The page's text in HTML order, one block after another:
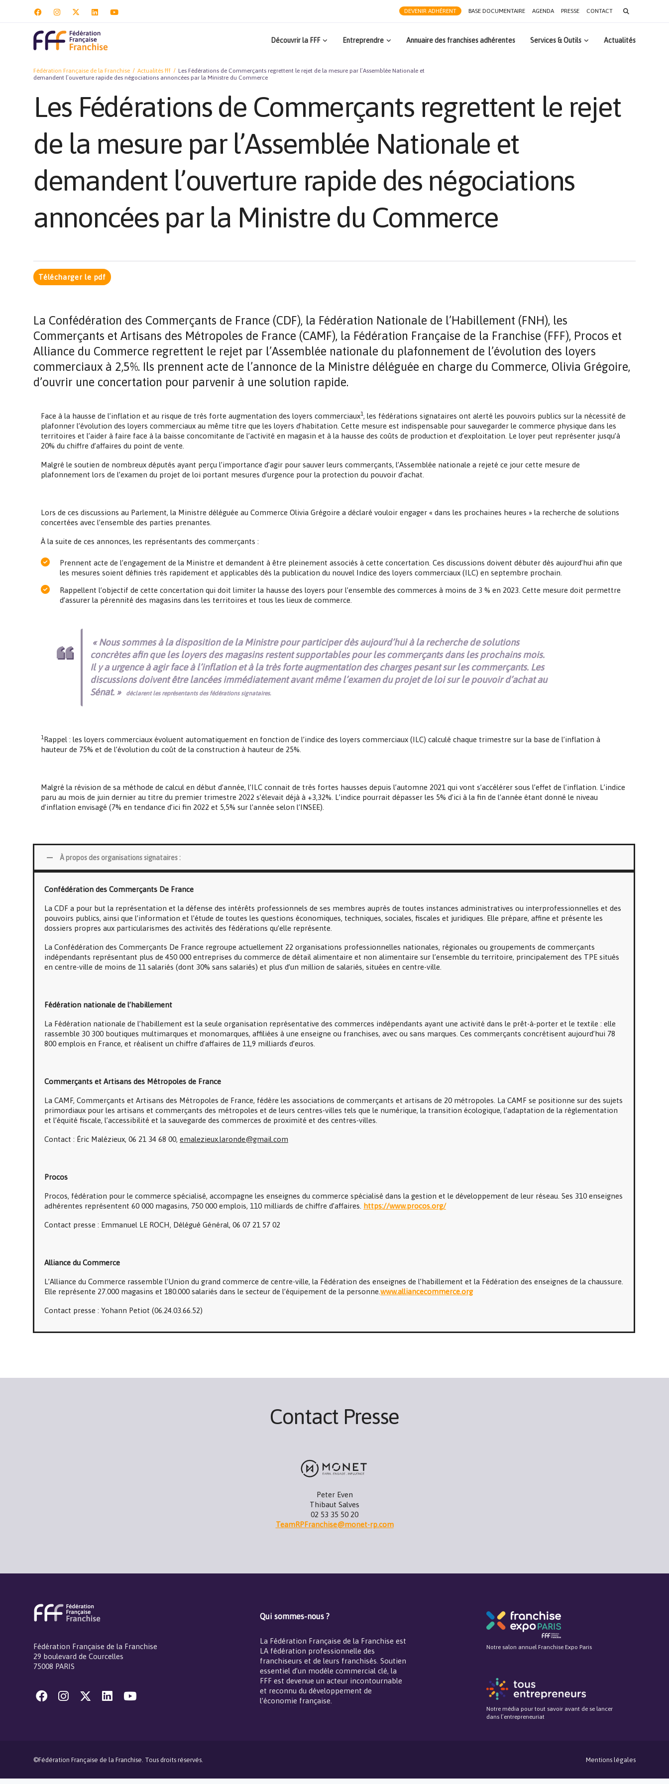
DEVENIR ADHÉRENT BASE DOCUMENTAIRE AGENDA PRESSE CONTACT
Search
for:
Découvrir la FFF Entreprendre Annuaire des franchises adhérentes Services & Outils Actualités
Fédération Française de la Franchise Actualités fff
Les Fédérations de Commerçants regrettent le rejet de la mesure par l’Assemblée Nationale et
demandent l’ouverture rapide des négociations annoncées par la Ministre du Commerce
Les Fédérations de Commerçants regrettent le rejet
de la mesure par l’Assemblée Nationale et
demandent l’ouverture rapide des négociations
annoncées par la Ministre du Commerce
Télécharger le pdf
La Confédération des Commerçants de France (CDF), la Fédération Nationale de l’Habillement (FNH), les
Commerçants et Artisans des Métropoles de France (CAMF), la Fédération Française de la Franchise (FFF), Procos et
Alliance du Commerce regrettent le rejet par l’Assemblée nationale du plafonnement de l’évolution des loyers
commerciaux à 2,5%. Ils prennent acte de l’annonce de la Ministre déléguée en charge du Commerce, Olivia Grégoire,
d’ouvrir une concertation pour parvenir à une solution rapide.
Face à la hausse de l’inflation et au risque de très forte augmentation des loyers commerciaux1 , les fédérations signataires ont alerté les pouvoirs publics sur la nécessité de
plafonner l’évolution des loyers commerciaux au même titre que les loyers d’habitation. Cette mesure est indispensable pour sauvegarder le commerce physique dans les
territoires et l’aider à faire face à la baisse concomitante de l’activité en magasin et à la hausse des coûts de production et d’exploitation. Le loyer peut représenter jusqu’à
20% du chiffre d’affaires du point de vente.
Malgré le soutien de nombreux députés ayant perçu l’importance d’agir pour sauver leurs commerçants, l’Assemblée nationale a rejeté ce jour cette mesure de
plafonnement lors de l’examen du projet de loi portant mesures d’urgence pour la protection du pouvoir d’achat.
Lors de ces discussions au Parlement, la Ministre déléguée au Commerce Olivia Grégoire a déclaré vouloir engager « dans les prochaines heures » la recherche de solutions
concertées avec l’ensemble des parties prenantes.
À la suite de ces annonces, les représentants des commerçants :
Prennent acte de l’engagement de la Ministre et demandent à être pleinement associés à cette concertation. Ces discussions doivent débuter dès aujourd’hui afin que
les mesures soient définies très rapidement et applicables dès la publication du nouvel Indice des loyers commerciaux (ILC) en septembre prochain.
Rappellent l’objectif de cette concertation qui doit limiter la hausse des loyers pour l’ensemble des commerces à moins de 3 % en 2023. Cette mesure doit permettre
d’assurer la pérennité des magasins dans les territoires et tous les lieux de commerce.
« Nous sommes à la disposition de la Ministre pour participer dès aujourd’hui à la recherche de solutions
concrètes afin que les loyers des magasins restent supportables pour les commerçants dans les prochains mois.
Il y a urgence à agir face à l’inflation et à la très forte augmentation des charges pesant sur les commerçants. Les
discussions doivent être lancées immédiatement avant même l’examen du projet de loi sur le pouvoir d’achat au
Sénat. »
déclarent les représentants des fédérations signataires.
1 Rappel : les loyers commerciaux évoluent automatiquement en fonction de l’indice des loyers commerciaux (ILC) calculé chaque trimestre sur la base de l’inflation à
hauteur de 75% et de l’évolution du coût de la construction à hauteur de 25%.
Malgré la révision de sa méthode de calcul en début d’année, l’ILC connait de très fortes hausses depuis l’automne 2021 qui vont s’accélérer sous l’effet de l’inflation. L’indice
paru au mois de juin dernier au titre du premier trimestre 2022 s’élevait déjà à +3,32%. L’indice pourrait dépasser les 5% d’ici à la fin de l’année étant donné le niveau
d’inflation envisagé (7% en tendance d’ici fin 2022 et 5,5% sur l’année selon l’INSEE).
À propos des organisations signataires :
Confédération des Commerçants De France
La CDF a pour but la représentation et la défense des intérêts professionnels de ses membres auprès de toutes instances administratives ou interprofessionnelles et des
pouvoirs publics, ainsi que l’information et l’étude de toutes les questions économiques, techniques, sociales, fiscales et juridiques. Elle prépare, affine et présente les
dossiers propres aux particularismes des activités des fédérations qu’elle représente.
La Confédération des Commerçants De France regroupe actuellement 22 organisations professionnelles nationales, régionales ou groupements de commerçants
indépendants représentant plus de 450 000 entreprises du commerce de détail alimentaire et non alimentaire sur l’ensemble du territoire, principalement des TPE situés
en centre-ville de moins de 11 salariés (dont 30% sans salariés) et plus d’un million de salariés, situées en centre-ville.
Fédération nationale de l’habillement
La Fédération nationale de l’habillement est la seule organisation représentative des commerces indépendants ayant une activité dans le prêt-à-porter et le textile : elle
rassemble 30 300 boutiques multimarques et monomarques, affiliées à une enseigne ou franchises, avec ou sans marques. Ces commerçants concrétisent aujourd’hui 78
800 emplois en France, et réalisent un chiffre d’affaires de 11,9 milliards d’euros.
Commerçants et Artisans des Métropoles de France
La CAMF, Commerçants et Artisans des Métropoles de France, fédère les associations de commerçants et artisans de 20 métropoles. La CAMF se positionne sur des sujets
primordiaux pour les artisans et commerçants des métropoles et de leurs centres-villes tels que le numérique, la transition écologique, l’adaptation de la règlementation
et l’équité fiscale, l’accessibilité et la sauvegarde des commerces de proximité et des centres-villes.
Contact : Éric Malézieux, 06 21 34 68 00, emalezieux.laronde@gmail.com
Procos
Procos, fédération pour le commerce spécialisé, accompagne les enseignes du commerce spécialisé dans la gestion et le développement de leur réseau. Ses 310 enseignes
adhérentes représentent 60 000 magasins, 750 000 emplois, 110 milliards de chiffre d’affaires. https://www.procos.org/
Contact presse : Emmanuel LE ROCH, Délégué Général, 06 07 21 57 02
Alliance du Commerce
L’Alliance du Commerce rassemble l’Union du grand commerce de centre-ville, la Fédération des enseignes de l’habillement et la Fédération des enseignes de la chaussure.
Elle représente 27.000 magasins et 180.000 salariés dans le secteur de l’équipement de la personne. www.alliancecommerce.org
Contact presse : Yohann Petiot (06.24.03.66.52)
Contact Presse
Peter Even
Thibaut Salves
02 53 35 50 20
TeamRPFranchise@monet-rp.com
Fédération Française de la Franchise
29 boulevard de Courcelles
75008 PARIS
Qui sommes-nous ?
La Fédération Française de la Franchise est
LA fédération professionnelle des
franchiseurs et de leurs franchisés. Soutien
essentiel d’un modèle commercial clé, la
FFF est devenue un acteur incontournable
et reconnu du développement de
l’économie française.
Notre salon annuel Franchise Expo Paris
Notre média pour tout savoir avant de se lancer
dans l’entrepreneuriat
©Fédération Française de la Franchise. Tous droits réservés. Mentions légales